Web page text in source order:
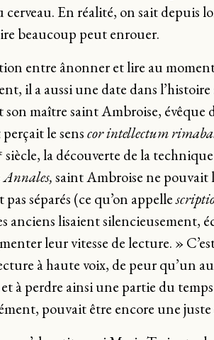
cerveau. En réalité, on sait depuis
beaucoup peut enrouer.
entre ânonner et lire au
il a aussi une date dans
maître saint Ambroise,
le senscor intellectum
e siècle, la découverte de la
Annales,saint Ambroise ne pouvait
séparés (ce qu’on appelle
anciens lisaient
leur vitesse de lecture. »
à haute voix, de peur qu’un
à perdre ainsi une partie du
pouvait être encore une